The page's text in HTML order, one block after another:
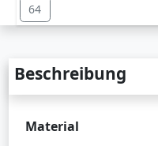
64
Beschreibung
Material